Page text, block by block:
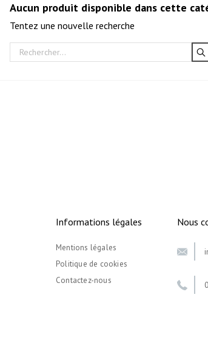
Aucun produit disponible dans cette
Tentez une nouvelle recherche
Informations légales
Mentions légales
Politique de cookies
Contactez-nous
Nous